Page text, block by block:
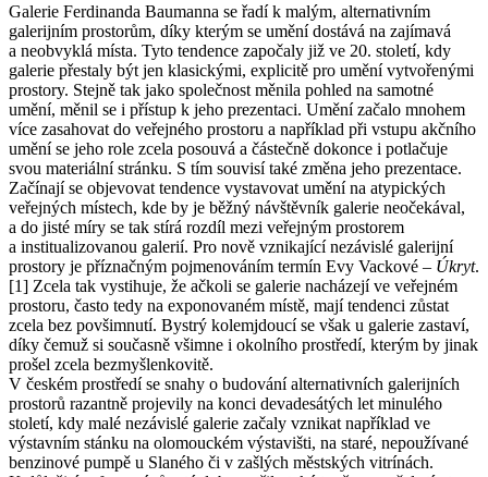
Galerie Ferdinanda Baumanna se řadí k malým, alternativním
galerijním prostorům, díky kterým se umění dostává na zajímavá
a neobvyklá místa. Tyto tendence započaly již ve 20. století, kdy
galerie přestaly být jen klasickými, explicitě pro umění vytvořenými
prostory. Stejně tak jako společnost měnila pohled na samotné
umění, měnil se i přístup k jeho prezentaci. Umění začalo mnohem
více zasahovat do veřejného prostoru a například při vstupu akčního
umění se jeho role zcela posouvá a částečně dokonce i potlačuje
svou materiální stránku. S tím souvisí také změna jeho prezentace.
Začínají se objevovat tendence vystavovat umění na atypických
veřejných místech, kde by je běžný návštěvník galerie neočekával,
a do jisté míry se tak stírá rozdíl mezi veřejným prostorem
a institualizovanou galerií. Pro nově vznikající nezávislé galerijní
prostory je příznačným pojmenováním termín Evy Vackové – Úkryt.
[1] Zcela tak vystihuje, že ačkoli se galerie nacházejí ve veřejném
prostoru, často tedy na exponovaném místě, mají tendenci zůstat
zcela bez povšimnutí. Bystrý kolemjdoucí se však u galerie zastaví,
díky čemuž si současně všimne i okolního prostředí, kterým by jinak
prošel zcela bezmyšlenkovitě.
V českém prostředí se snahy o budování alternativních galerijních
prostorů razantně projevily na konci devadesátých let minulého
století, kdy malé nezávislé galerie začaly vznikat například ve
výstavním stánku na olomouckém výstavišti, na staré, nepoužívané
benzinové pumpě u Slaného či v zašlých městských vitrínách.